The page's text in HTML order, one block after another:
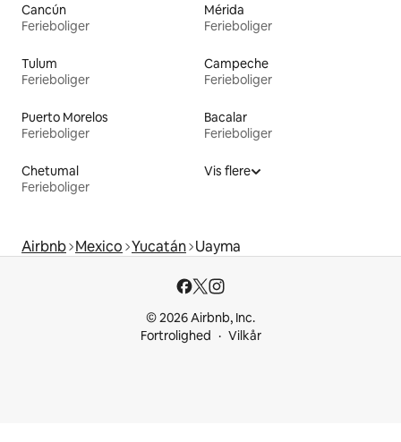
Cancún
Ferieboliger
Mérida
Ferieboliger
Tulum
Ferieboliger
Campeche
Ferieboliger
Puerto Morelos
Ferieboliger
Bacalar
Ferieboliger
Chetumal
Ferieboliger
Vis flere
Airbnb Mexico Yucatán Uayma
© 2026 Airbnb, Inc.
Fortrolighed
Vilkår